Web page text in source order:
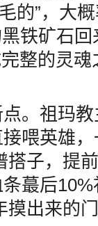
的”，大
铁矿石
整的灵
。祖玛
喂英雄
搭子，提
蕞后
摸出来的